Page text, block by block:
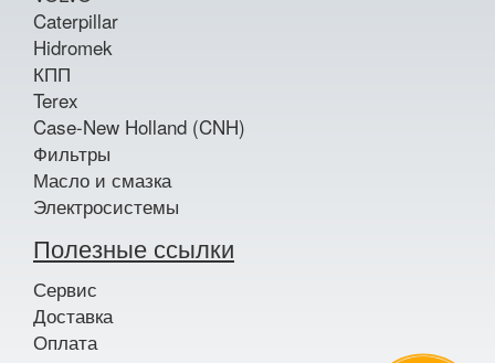
Caterpillar
Hidromek
КПП
Terex
Case-New Holland (CNH)
Фильтры
Масло и смазка
Электросистемы
Полезные ссылки
Сервис
Доставка
Оплата